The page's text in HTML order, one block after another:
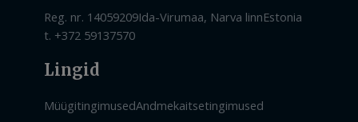
Reg. nr. 14059209Ida-Virumaa, Narva linnEstonia
t. +372 59137570
Lingid
MüügitingimusedAndmekaitsetingimused